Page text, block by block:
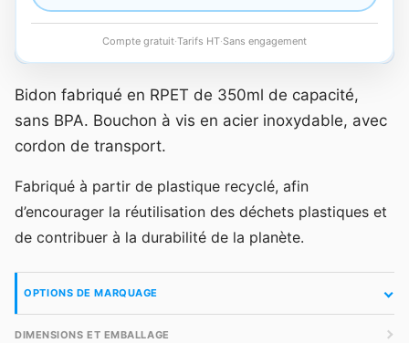
Compte gratuit·Tarifs HT·Sans engagement
Bidon fabriqué en RPET de 350ml de capacité,
sans BPA. Bouchon à vis en acier inoxydable, avec
cordon de transport.
Fabriqué à partir de plastique recyclé, afin
d’encourager la réutilisation des déchets plastiques et
de contribuer à la durabilité de la planète.
OPTIONS DE MARQUAGE
DIMENSIONS ET EMBALLAGE